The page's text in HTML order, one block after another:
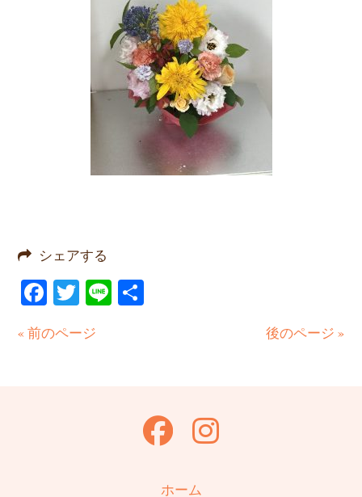
シェアする
Facebook
Twitter
Line
« 前のページ 後のページ »
ホーム